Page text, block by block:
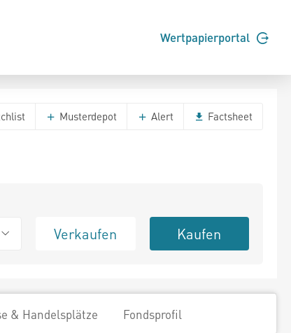
Wertpapierportal
Musterdepot Alert Factsheet
Verkaufen Kaufen
& Handelsplätze Fondsprofil